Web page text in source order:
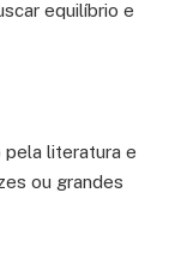
equilíbrio e
literatura e
ou grandes